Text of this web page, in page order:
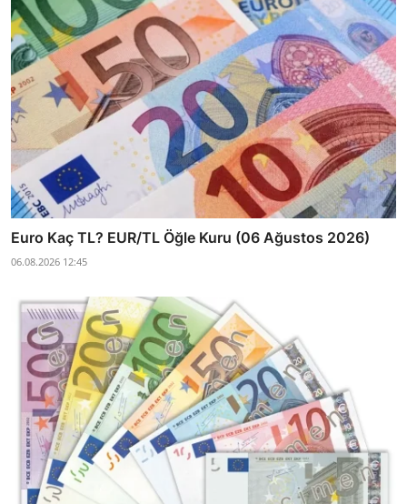
Euro Kaç TL? EUR/TL Öğle Kuru (06 Ağustos 2026)
06.08.2026 12:45